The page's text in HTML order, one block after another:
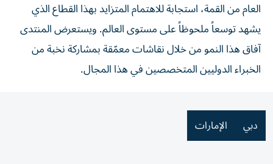
العام من القمة، استجابة للاهتمام المتزايد بهذا القطاع الذي
يشهد توسعاً ملحوظاً على مستوى العالم. ويستعرض المنتدى
آفاق هذا النمو من خلال نقاشات معمّقة بمشاركة نخبة من
الخبراء الدوليين المتخصصين في هذا المجال.
دبي الإمارات